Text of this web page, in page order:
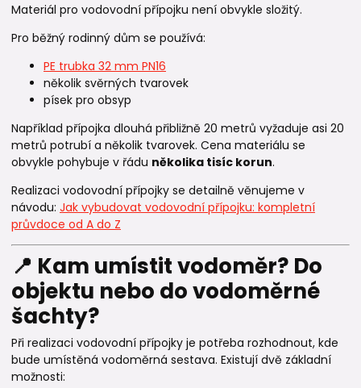
Materiál pro vodovodní přípojku není obvykle složitý.
Pro běžný rodinný dům se používá:
PE trubka 32 mm PN16
několik svěrných tvarovek
písek pro obsyp
Například přípojka dlouhá přibližně 20 metrů vyžaduje asi 20
metrů potrubí a několik tvarovek. Cena materiálu se
obvykle pohybuje v řádu několika tisíc korun.
Realizaci vodovodní přípojky se detailně věnujeme v
návodu: Jak vybudovat vodovodní přípojku: kompletní
průvdoce od A do Z
📍 Kam umístit vodoměr? Do
objektu nebo do vodoměrné
šachty?
Při realizaci vodovodní přípojky je potřeba rozhodnout, kde
bude umístěná vodoměrná sestava. Existují dvě základní
možnosti: